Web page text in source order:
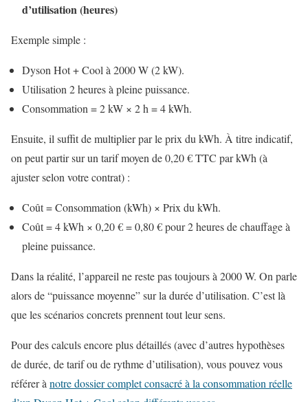
d’utilisation (heures)
Exemple simple :
Dyson Hot + Cool à 2000 W (2 kW).
Utilisation 2 heures à pleine puissance.
Consommation = 2 kW × 2 h = 4 kWh.
Ensuite, il suffit de multiplier par le prix du kWh. À titre indicatif,
on peut partir sur un tarif moyen de 0,20 € TTC par kWh (à
ajuster selon votre contrat) :
Coût = Consommation (kWh) × Prix du kWh.
Coût = 4 kWh × 0,20 € = 0,80 € pour 2 heures de chauffage à
pleine puissance.
Dans la réalité, l’appareil ne reste pas toujours à 2000 W. On parle
alors de “puissance moyenne” sur la durée d’utilisation. C’est là
que les scénarios concrets prennent tout leur sens.
Pour des calculs encore plus détaillés (avec d’autres hypothèses
de durée, de tarif ou de rythme d’utilisation), vous pouvez vous
référer à notre dossier complet consacré à la consommation réelle